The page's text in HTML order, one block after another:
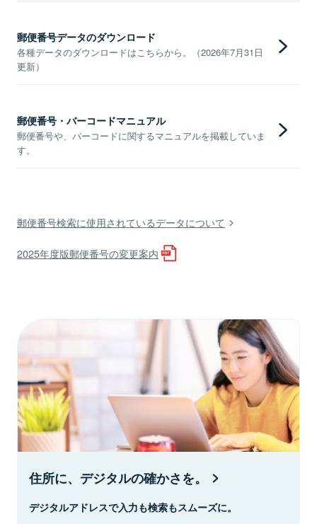
郵便番号データのダウンロード
各種データのダウンロードはこちらから。（2026年7月31日
更新）
郵便番号・バーコードマニュアル
郵便番号や、バーコードに関するマニュアルを掲載していま
す。
郵便番号検索に使用されているデータについて
2025年度版郵便番号の変更案内
住所に、デジタルの確かさを。
デジタルアドレスで入力も検索もスムーズに。